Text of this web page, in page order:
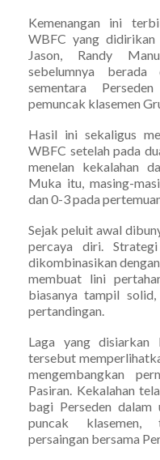
Kemenangan ini
WBFC yang didirikan
Jason, Randy
sebelumnya
sementara
pemuncak klasemen
Hasil ini sekaligus
WBFC setelah pada
menelan kekalahan
Muka itu, masing-
dan 0-3 pada
Sejak peluit awal
percaya diri.
dikombinasikan
membuat lini
biasanya tampil
pertandingan.
Laga yang disiarkan
tersebut
mengembangkan
Pasiran. Kekalahan
bagi Perseden dalam
puncak klasemen,
persaingan bersama